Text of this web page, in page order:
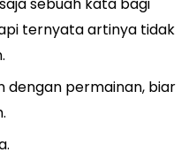
sebuah kata bagi
ternyata artinya tidak
dengan permainan, biar